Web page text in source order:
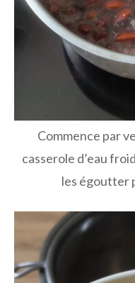
Commence par
casserole d’eau
les égoutter